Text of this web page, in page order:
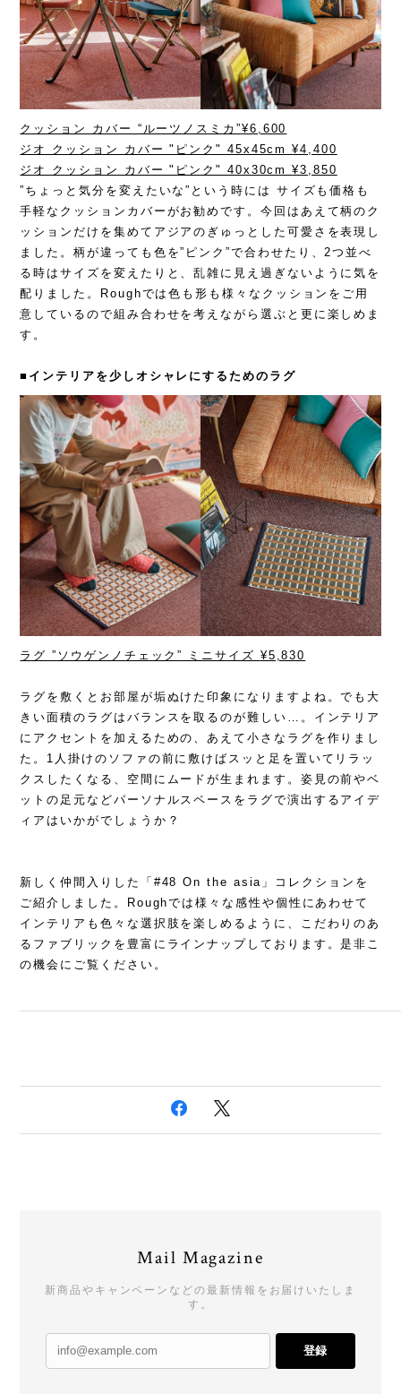
クッション カバー “ルーツノスミカ”¥6,600
ジオ クッション カバー "ピンク" 45x45cm¥4,400
ジオ クッション カバー "ピンク" 40x30cm¥3,850
”ちょっと気分を変えたいな”という時には サイズも価格も
手軽なクッションカバーがお勧めです 。今回は あえて柄のク
ッションだけを集めてアジアのぎゅっとした可愛さを表現し
ました。柄が違っても色を”ピンク”で合わせたり、2つ並べ
る時はサイズを変えたりと、乱雑に見え過ぎないように気を
配りました。
Roughでは色も形も様々なクッションをご用
意しているので組み合わせを考えながら選ぶと更に楽しめま
す。
■インテリアを少しオシャレにするためのラグ
ラグ ”ソウゲンノチェック” ミニサイズ ¥5,830
ラグを敷くとお部屋が垢ぬけた印象になりますよね。でも大
きい面積のラグはバランスを取るのが難しい…。インテリア
にアクセントを加えるための、あえて小さなラグを作りまし
た。1人掛けのソファの前に敷けばスッと足を置いてリラッ
クスしたくなる、空間にムードが生まれます。姿見の前やベ
ットの足元などパーソナルスペースをラグで演出するアイデ
ィアはいかがでしょうか？
新しく仲間入りした「 #48 On the asia 」コレクションを
ご紹介しました。Roughでは様々な感性や個性にあわせて
インテリアも色々な選択肢を楽しめるように、こだわりのあ
るファブリックを豊富にラインナップしております。是非こ
の機会にご覧ください。
Mail Magazine
新商品やキャンペーンなどの最新情報をお届けいたしま
す。
登録